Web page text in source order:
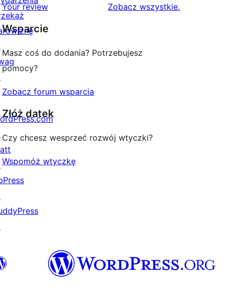
1-
gwiazdkowa
Your review Zobacz wszystkierecenzje
.
Wsparcie
Masz coś do dodania? Potrzebujesz
pomocy?
Zobacz forum wsparcia
Złóż datek
Czy chcesz wesprzeć rozwój wtyczki?
Wspomóż wtyczkę